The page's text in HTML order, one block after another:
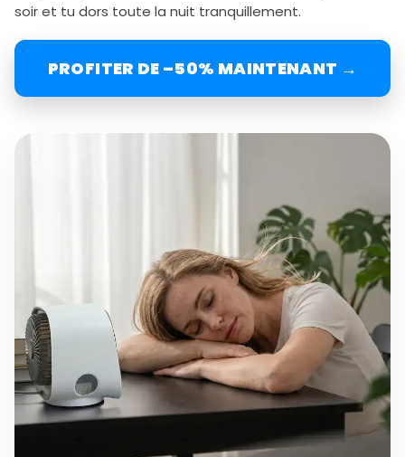
soir et tu dors toute la nuit tranquillement.
PROFITER DE –50% MAINTENANT →